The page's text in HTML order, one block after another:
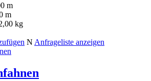
m
m
kg
N Anfrageliste anzeigen